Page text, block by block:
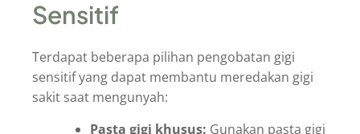
Sensitif
Terdapat beberapa pilihan pengobatan gigi
sensitif yang dapat membantu meredakan gigi
sakit saat mengunyah:
Pasta gigi khusus: Gunakan pasta gigi